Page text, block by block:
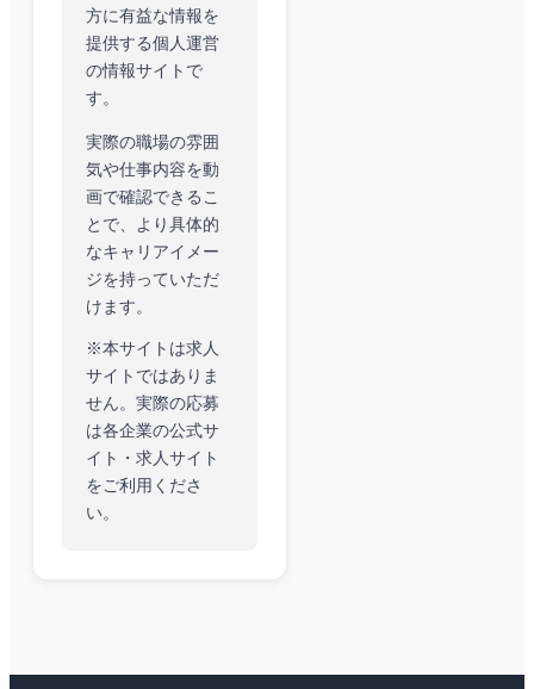
方に有益な情報を
提供する個人運営
の情報サイトで
す。
実際の職場の雰囲
気や仕事内容を動
画で確認できるこ
とで、より具体的
なキャリアイメー
ジを持っていただ
けます。
※本サイトは求人
サイトではありま
せん。実際の応募
は各企業の公式サ
イト・求人サイト
をご利用くださ
い。